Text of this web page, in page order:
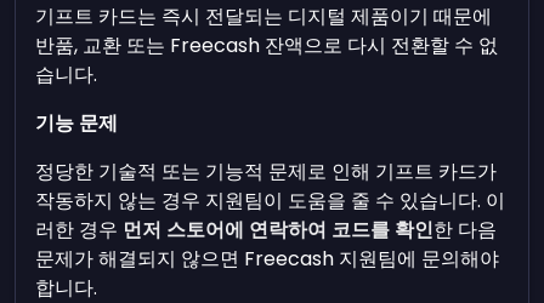
기프트 카드는 즉시 전달되는 디지털 제품이기 때문에
반품, 교환 또는 Freecash 잔액으로 다시 전환할 수 없
습니다.
기능 문제
정당한 기술적 또는 기능적 문제로 인해 기프트 카드가
작동하지 않는 경우 지원팀이 도움을 줄 수 있습니다. 이
러한 경우 먼저 스토어에 연락하여 코드를 확인한 다음
문제가 해결되지 않으면 Freecash 지원팀에 문의해야
합니다.